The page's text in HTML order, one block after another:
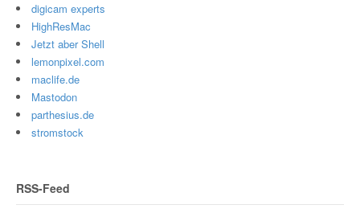
digicam experts
HighResMac
Jetzt aber Shell
lemonpixel.com
maclife.de
Mastodon
parthesius.de
stromstock
RSS-Feed